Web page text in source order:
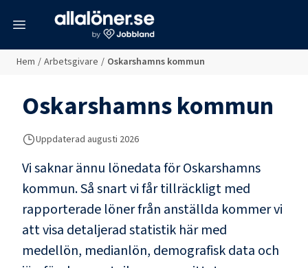
Hem / Arbetsgivare / Oskarshamns kommun
Oskarshamns kommun
Uppdaterad augusti 2026
Vi saknar ännu lönedata förOskarshamns
kommun. Så snart vi får tillräckligt med
rapporterade löner från anställda kommer vi
att visa detaljerad statistik här med
medellön, medianlön, demografisk data och